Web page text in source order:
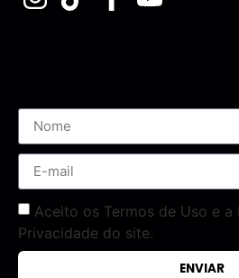
Aceito os Termos de Uso e a
Privacidade do site.
ENVIAR